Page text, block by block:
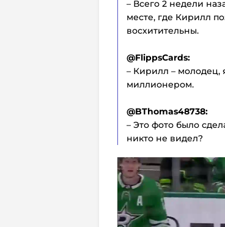
– Всего 2 недели
месте, где Кирилл
восхитительны.
@FlippsCards:
– Кирилл – молодец,
миллионером.
@BThomas48738:
– Это фото было
никто не видел?